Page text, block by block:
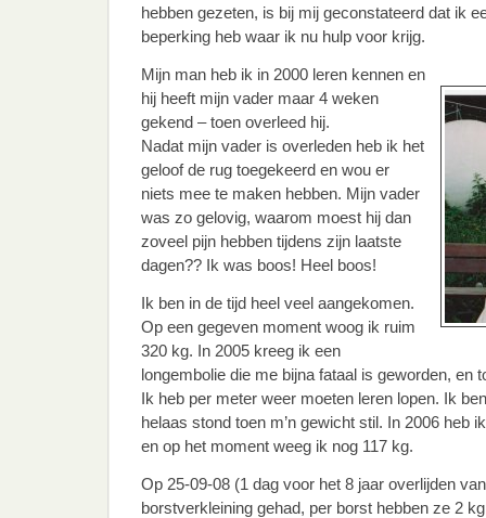
hebben gezeten, is bij mij geconstateerd dat ik
beperking heb waar ik nu hulp voor krijg.
Mijn man heb ik in 2000 leren kennen en
hij heeft mijn vader maar 4 weken
gekend – toen overleed hij.
Nadat mijn vader is overleden heb ik het
geloof de rug toegekeerd en wou er
niets mee te maken hebben. Mijn vader
was zo gelovig, waarom moest hij dan
zoveel pijn hebben tijdens zijn laatste
dagen?? Ik was boos! Heel boos!
Ik ben in de tijd heel veel aangekomen.
Op een gegeven moment woog ik ruim
320 kg. In 2005 kreeg ik een
longembolie die me bijna fataal is geworden, en
Ik heb per meter weer moeten leren lopen. Ik
helaas stond toen m’n gewicht stil. In 2006 heb
en op het moment weeg ik nog 117 kg.
Op 25-09-08 (1 dag voor het 8 jaar overlijden
borstverkleining gehad, per borst hebben ze 2